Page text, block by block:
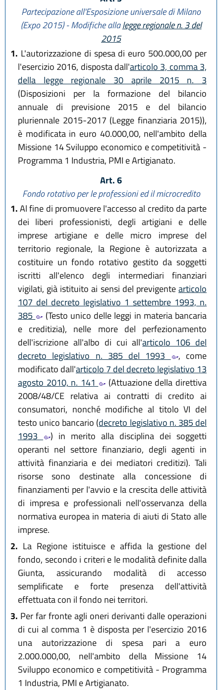
Partecipazione all'Esposizione universale di Milano
(Expo 2015) - Modifiche allalegge regionale n. 3 del
2015
1. L'autorizzazione di spesa di euro 500.000,00 per
l'esercizio 2016, disposta dall'articolo 3, comma 3,
della legge regionale 30 aprile 2015 n. 3
(Disposizioni per la formazione del bilancio
annuale di previsione 2015 e del bilancio
pluriennale 2015-2017 (Legge finanziaria 2015)),
è modificata in euro 40.000,00, nell'ambito della
Missione 14 Sviluppo economico e competitività -
Programma 1 Industria, PMI e Artigianato.
Art. 6
Fondo rotativo per le professioni ed il microcredito
1.Al fine di promuovere l'accesso al credito da parte
dei liberi professionisti, degli artigiani e delle
imprese artigiane e delle micro imprese del
territorio regionale, la Regione è autorizzata a
costituire un fondo rotativo gestito da soggetti
iscritti all'elenco degli intermediari finanziari
vigilati, già istituito ai sensi del previgentearticolo
107 del decreto legislativo 1 settembre 1993, n.
385
(Testo unico delle leggi in materia bancaria
e creditizia), nelle more del perfezionamento
dell'iscrizione all'albo di cui all'articolo 106 del
decreto legislativo n. 385 del 1993
, come
modificato dall'articolo 7 del decreto legislativo 13
agosto 2010, n. 141
(Attuazione della direttiva
2008/48/CE relativa ai contratti di credito ai
consumatori, nonché modifiche al titolo VI del
testo unico bancario (decreto legislativo n. 385 del
1993
) in merito alla disciplina dei soggetti
operanti nel settore finanziario, degli agenti in
attività finanziaria e dei mediatori creditizi). Tali
risorse sono destinate alla concessione di
finanziamenti per l'avvio e la crescita delle attività
di impresa e professionali nell'osservanza della
normativa europea in materia di aiuti di Stato alle
imprese.
2. La Regione istituisce e affida la gestione del
fondo, secondo i criteri e le modalità definite dalla
Giunta, assicurando modalità di accesso
semplificate e forte presenza dell'attività
effettuata con il fondo nei territori.
3. Per far fronte agli oneri derivanti dalle operazioni
di cui al comma 1 è disposta per l'esercizio 2016
una autorizzazione di spesa pari a euro
2.000.000,00, nell'ambito della Missione 14
Sviluppo economico e competitività - Programma
1 Industria, PMI e Artigianato.